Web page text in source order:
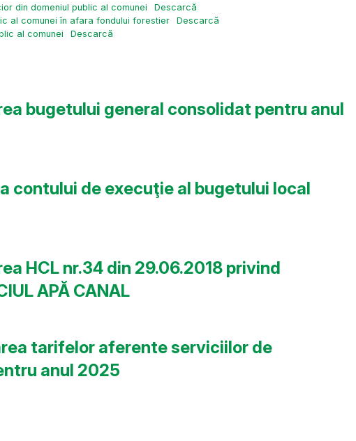
din domeniul public al comunei
Descarcă
al comunei în afara fondului forestier
Descarcă
al comunei
Descarcă
bugetului general consolidat pentru anul
contului de execuţie al bugetului local
HCL nr.34 din 29.06.2018 privind
APĂ CANAL
tarifelor aferente serviciilor de
anul 2025